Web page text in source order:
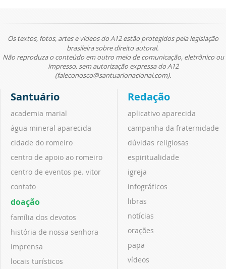
Os textos, fotos, artes e vídeos do A12 estão protegidos pela legislação
brasileira sobre direito autoral.
Não reproduza o conteúdo em outro meio de comunicação, eletrônico ou
impresso, sem autorização expressa do A12
(faleconosco@santuarionacional.com).
Santuário
academia marial
água mineral aparecida
cidade do romeiro
centro de apoio ao romeiro
centro de eventos pe. vitor
contato
doação
família dos devotos
história de nossa senhora
imprensa
locais turísticos
Redação
aplicativo aparecida
campanha da fraternidade
dúvidas religiosas
espiritualidade
igreja
infográficos
libras
notícias
orações
papa
vídeos